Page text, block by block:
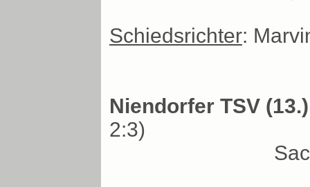
Schiedsrichter:
Niendorfer TSV
2:3)